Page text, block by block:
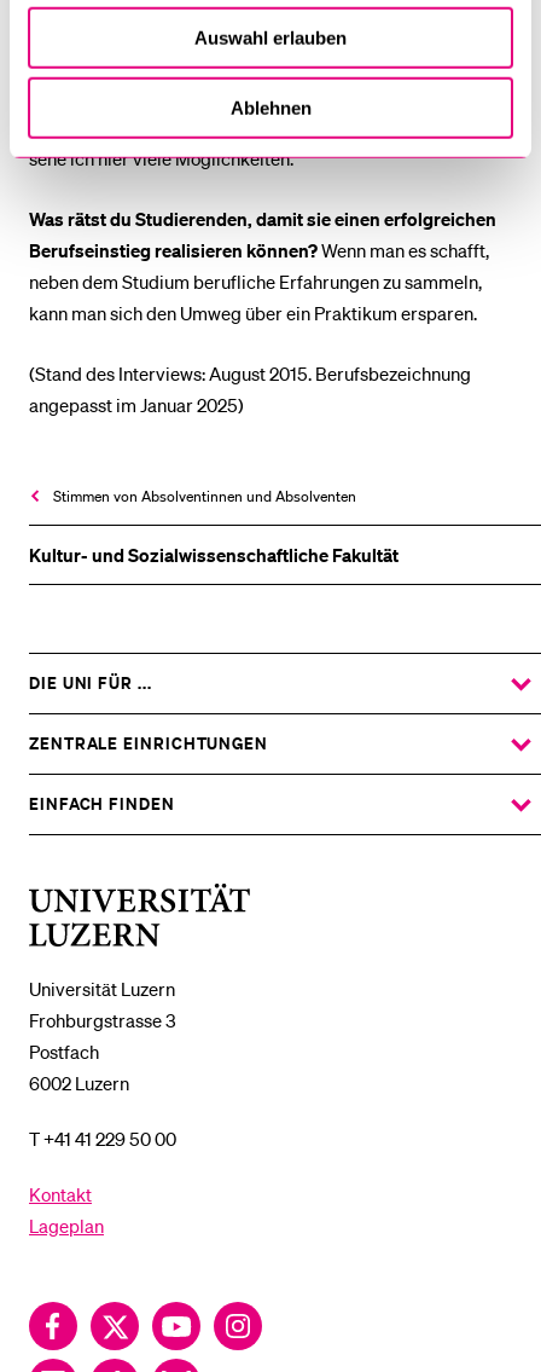
Auswahl erlauben
Ablehnen
Stimmen von Absolventinnen und Absolventen
Kultur- und Sozial­wissenschaftliche Fakultät
Herausforderungen – auch philosophischen – im
Berufsalltag stellen zu können. Dabei könnte ich mir gut
vorstellen, mehr Verantwortung zu übernehmen und
sehe ich hier viele Möglichkeiten.
Was rätst du Studierenden, damit sie einen erfolgreichen
Berufseinstieg realisieren können?Wenn man es schafft,
neben dem Studium berufliche Erfahrungen zu sammeln,
kann man sich den Umweg über ein Praktikum ersparen.
(Stand des Interviews: August 2015. Berufsbezeichnung
angepasst im Januar 2025)
Universität Luzern
Frohburgstrasse 3
Postfach
6002 Luzern
T +41 41 229 50 00
Kontakt
Lageplan
FacebookTwitter YouTubeInstagram
DIE UNI FÜR ...
ZEIGE
DAS
UNTERMENÜ
ZENTRALE EINRICHTUNGEN
ZEIGE
DAS
UNTERMENÜ
EINFACH FINDEN
ZEIGE
DAS